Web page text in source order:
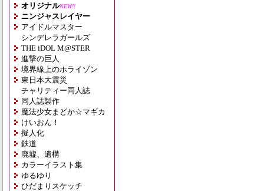
オリジナルNEW!!
ニンジャスレイヤー
アイドルマスター
シンデレラガールズ
THE iDOL M@STER
進撃の巨人
境界線上のホライゾン
東日本大震災
チャリティー同人誌
同人誌製作
魔法少女まどか☆マギカ
けいおん！
擬人化
鉄道
廃墟、遺構
カラーイラスト集
ゆるゆり
ひだまりスケッチ